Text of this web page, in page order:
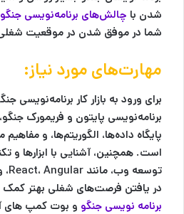
شدن با چالش‌های برنامه‌نویسی جنگو
شما در موفق شدن در موقعیت
مهارت‌های مورد نیاز:
برای ورود به بازار کار برنامه‌نویسی
برنامه‌نویسی پایتون و فریمورک
پایگاه داده‌ها، الگوریتم‌ها، و
است. همچنین، آشنایی با ابزارها و
در یافتن فرصت‌های شغلی بهتر کمک
برنامه نویسی جنگو و بوت کمپ های